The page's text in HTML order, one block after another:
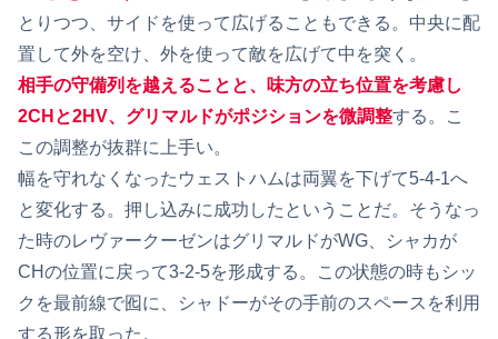
とりつつ、サイドを使って広げることもできる。中央に配
置して外を空け、外を使って敵を広げて中を突く。
相手の守備列を越えることと、味方の立ち位置を考慮し
2CHと2HV、グリマルドがポジションを微調整する。こ
この調整が抜群に上手い。
幅を守れなくなったウェストハムは両翼を下げて5-4-1へ
と変化する。押し込みに成功したということだ。そうなっ
た時のレヴァークーゼンはグリマルドがWG、シャカが
CHの位置に戻って3-2-5を形成する。この状態の時もシッ
クを最前線で囮に、シャドーがその手前のスペースを利用
する形を取った。